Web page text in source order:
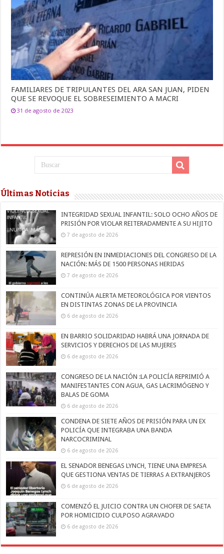
FAMILIARES DE TRIPULANTES DEL ARA SAN JUAN, PIDEN
QUE SE REVOQUE EL SOBRESEIMIENTO A MACRI
31 de agosto de 2023
Últimas Noticias
INTEGRIDAD SEXUAL INFANTIL: SOLO OCHO AÑOS DE
PRISIÓN POR VIOLAR REITERADAMENTE A SU HIJITO
7 de agosto de 2026
REPRESIÓN EN INMEDIACIONES DEL CONGRESO DE LA
NACIÓN: MÁS DE 1500 PERSONAS HERIDAS
7 de agosto de 2026
CONTINÚA ALERTA METEOROLÓGICA POR VIENTOS
EN DISTINTAS ZONAS DE LA PROVINCIA
6 de agosto de 2026
EN BARRIO SOLIDARIDAD HABRÁ UNA JORNADA DE
SERVICIOS Y DERECHOS DE LAS MUJERES
6 de agosto de 2026
CONGRESO DE LA NACIÓN :LA POLICÍA REPRIMIÓ A
MANIFESTANTES CON AGUA, GAS LACRIMÓGENO Y
BALAS DE GOMA
6 de agosto de 2026
CONDENA DE SIETE AÑOS DE PRISIÓN PARA UN EX
POLICÍA QUE INTEGRABA UNA BANDA
NARCOCRIMINAL
6 de agosto de 2026
EL SENADOR BENEGAS LYNCH, TIENE UNA EMPRESA
QUE GESTIONA VENTAS DE TIERRAS A EXTRANJEROS
6 de agosto de 2026
COMENZÓ EL JUICIO CONTRA UN CHOFER DE SAETA
POR HOMICIDIO CULPOSO AGRAVADO
6 de agosto de 2026